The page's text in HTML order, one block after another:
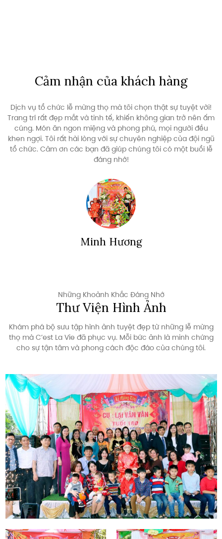
Cảm nhận của khách hàng
Tôi đã tổ chức lễ mừng thọ cho mẹ mình và cảm thấy rất hài
lòng với dịch vụ. Chương trình được tổ chức rất chuyên
nghiệp và ấm cúng. Các khách mời đều có những kỷ niệm
đẹp. Cảm ơn đội ngũ đã hỗ trợ tận tình và chu đáo, tôi sẽ giới
thiệu dịch vụ này cho bạn bè!
Anh Tuấn
Những Khoảnh Khắc Đáng Nhớ
Thư Viện Hình Ảnh
Khám phá bộ sưu tập hình ảnh tuyệt đẹp từ những lễ mừng
thọ mà C’est La Vie đã phục vụ. Mỗi bức ảnh là minh chứng
cho sự tận tâm và phong cách độc đáo của chúng tôi.